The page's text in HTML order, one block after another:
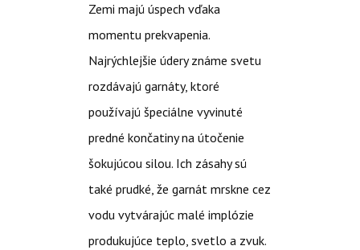
Zemi majú úspech vďaka
momentu prekvapenia.
Najrýchlejšie údery známe svetu
rozdávajú garnáty, ktoré
používajú špeciálne vyvinuté
predné končatiny na útočenie
šokujúcou silou. Ich zásahy sú
také prudké, že garnát mrskne cez
vodu vytvárajúc malé implózie
produkujúce teplo, svetlo a zvuk.